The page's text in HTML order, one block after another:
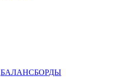
БАЛАНСБОРДЫ